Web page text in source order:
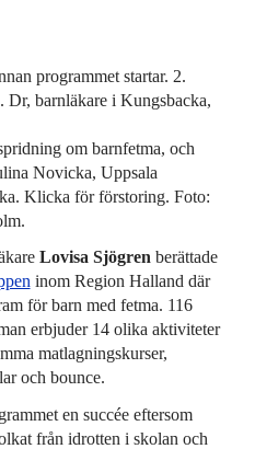
programmet startar. 2.
Dr, barnläkare i Kungsbacka,
om barnfetma, och
Novicka, Uppsala
Klicka för förstoring. Foto:
Lovisa Sjögren berättade
inom Region Halland där
för barn med fetma. 116
erbjuder 14 olika aktiviteter
matlagningskurser,
och bounce.
en succée eftersom
från idrotten i skolan och